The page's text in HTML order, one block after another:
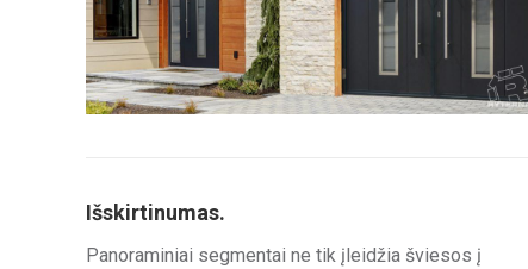
Išskirtinumas.
Panoraminiai segmentai ne tik įleidžia šviesos į